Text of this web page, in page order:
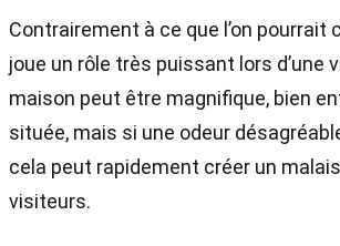
Contrairement à ce que l’on pourrait
joue un rôle très puissant lors d’une
maison peut être magnifique, bien
située, mais si une odeur
cela peut rapidement créer un
visiteurs.